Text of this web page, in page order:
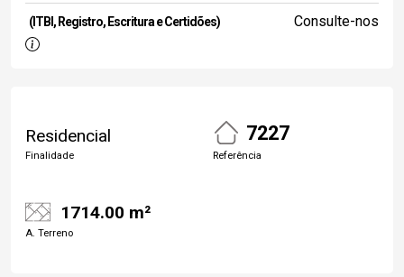
(ITBI, Registro, Escritura e Certidões) Consulte-nos
Residencial
Finalidade
7227
Referência
1714.00 m²
A. Terreno